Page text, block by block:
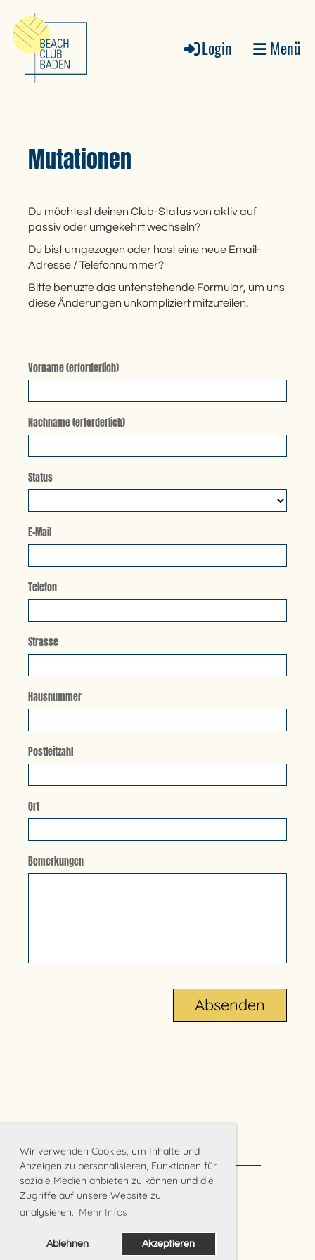
Wir verwenden Cookies, um Inhalte und
Anzeigen zu personalisieren, Funktionen für
soziale Medien anbieten zu können und die
Zugriffe auf unsere Website zu
analysieren. Mehr Infos
Ablehnen Akzeptieren
Login Menü
Mutationen
Du möchtest deinen Club-Status von aktiv auf
passiv oder umgekehrt wechseln?
Du bist umgezogen oder hast eine neue Email-
Adresse / Telefonnummer?
Bitte benuzte das untenstehende Formular, um uns
diese Änderungen unkompliziert mitzuteilen.
Vorname (erforderlich)
Nachname (erforderlich)
Status
E-Mail
Telefon
Strasse
Hausnummer
Postleitzahl
Ort
Bemerkungen